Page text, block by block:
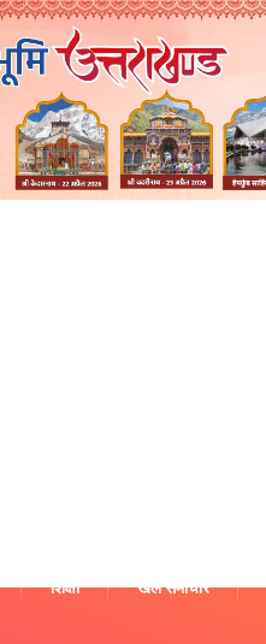
शिक्षा खेल समाचार